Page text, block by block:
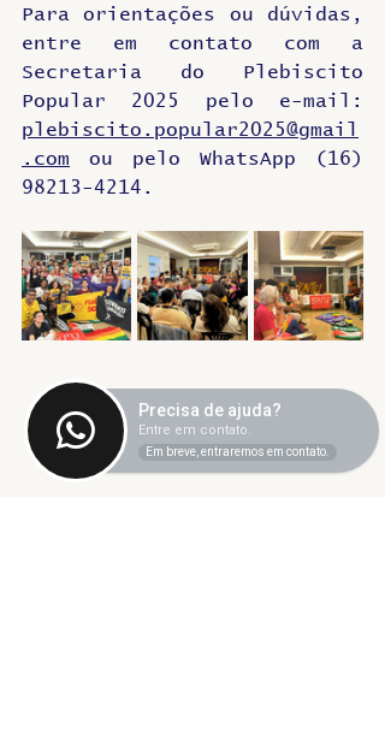
Para orientações ou dúvidas,
entre em contato com a
Secretaria do Plebiscito
plebiscito.popular2025@gmail
.com ou pelo WhatsApp (16)
98213-4214.
Precisa de ajuda?
Entre em contato.
Em breve, entraremos em contato.